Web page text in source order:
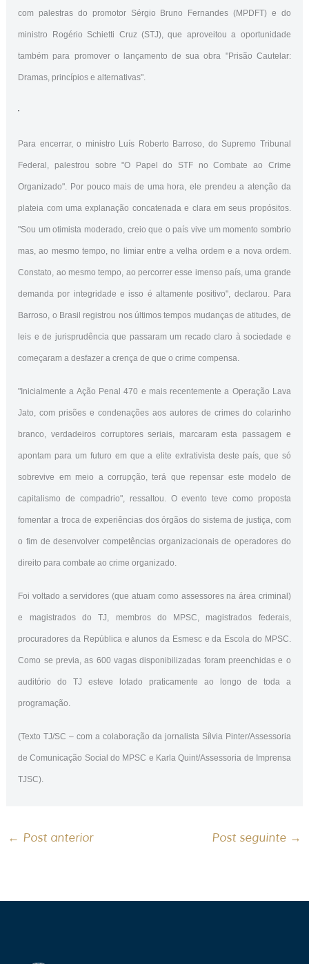
com palestras do promotor Sérgio Bruno Fernandes (MPDFT) e do
ministro Rogério Schietti Cruz (STJ), que aproveitou a oportunidade
também para promover o lançamento de sua obra "Prisão Cautelar:
Dramas, princípios e alternativas".
Para encerrar, o ministro Luís Roberto Barroso, do Supremo Tribunal
Federal, palestrou sobre "O Papel do STF no Combate ao Crime
Organizado". Por pouco mais de uma hora, ele prendeu a atenção da
plateia com uma explanação concatenada e clara em seus propósitos.
"Sou um otimista moderado, creio que o país vive um momento sombrio
mas, ao mesmo tempo, no limiar entre a velha ordem e a nova ordem.
Constato, ao mesmo tempo, ao percorrer esse imenso país, uma grande
demanda por integridade e isso é altamente positivo", declarou. Para
Barroso, o Brasil registrou nos últimos tempos mudanças de atitudes, de
leis e de jurisprudência que passaram um recado claro à sociedade e
começaram a desfazer a crença de que o crime compensa.
"Inicialmente a Ação Penal 470 e mais recentemente a Operação Lava
Jato, com prisões e condenações aos autores de crimes do colarinho
branco, verdadeiros corruptores seriais, marcaram esta passagem e
apontam para um futuro em que a elite extrativista deste país, que só
sobrevive em meio a corrupção, terá que repensar este modelo de
capitalismo de compadrio", ressaltou. O evento teve como proposta
fomentar a troca de experiências dos órgãos do sistema de justiça, com
o fim de desenvolver competências organizacionais de operadores do
direito para combate ao crime organizado.
Foi voltado a servidores (que atuam como assessores na área criminal)
e magistrados do TJ, membros do MPSC, magistrados federais,
procuradores da República e alunos da Esmesc e da Escola do MPSC.
Como se previa, as 600 vagas disponibilizadas foram preenchidas e o
auditório do TJ esteve lotado praticamente ao longo de toda a
programação.
(Texto TJ/SC – com a colaboração da jornalista Sílvia Pinter/Assessoria
de Comunicação Social do MPSC e Karla Quint/Assessoria de Imprensa
TJSC).
← Post anterior Post seguinte →